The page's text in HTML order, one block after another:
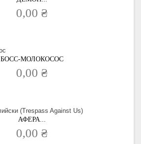
0,00 ₴
БОСС-МОЛОКОСОС
0,00 ₴
АФЕРА...
0,00 ₴